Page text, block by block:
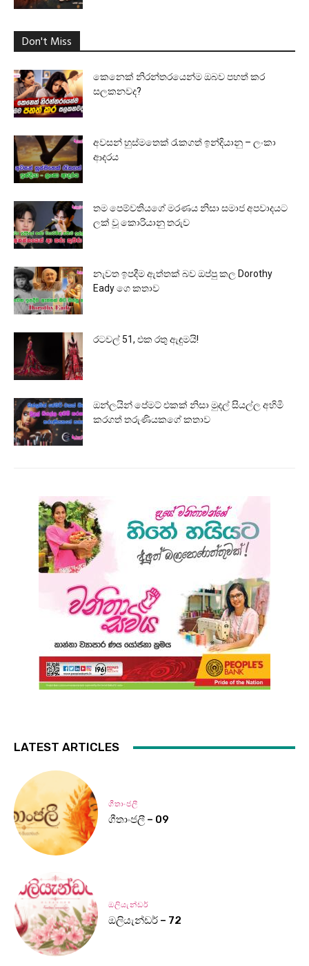
Don't Miss
කෙනෙක් නිරන්තරයෙන්ම ඔබව පහත් කර
සලකනවද?
අවසන් හුස්මතෙක් රැකගත් ඉන්දියානු – ලංකා
ආදරය
තම පෙම්වතියගේ මරණය නිසා සමාජ අපවාදයට
ලක් වූ කොරියානු තරුව
නැවත ඉපදීම ඇත්තක් බව ඔප්පු කල Dorothy
Eady ගෙ කතාව
රටවල් 51, එක රතු ඇඳුමයි!
ඔන්ලයින් පේමට් එකක් නිසා මුදල් සියල්ල අහිමි
කරගත් තරුණියකගේ කතාව
LATEST ARTICLES
ගීතාංජලී
ගීතාංජලී – 09
ඔලියැන්ඩර්
ඔලියැන්ඩර් – 72